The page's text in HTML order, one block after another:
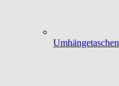
Umhängetaschen